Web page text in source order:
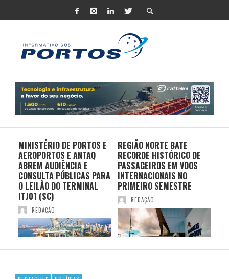
MINISTÉRIO DE PORTOS E
AEROPORTOS E ANTAQ
ABREM AUDIÊNCIA E
CONSULTA PÚBLICAS PARA
O LEILÃO DO TERMINAL
ITJ01 (SC)
REDAÇÃO
REGIÃO NORTE BATE
RECORDE HISTÓRICO DE
PASSAGEIROS EM VOOS
INTERNACIONAIS NO
PRIMEIRO SEMESTRE
REDAÇÃO